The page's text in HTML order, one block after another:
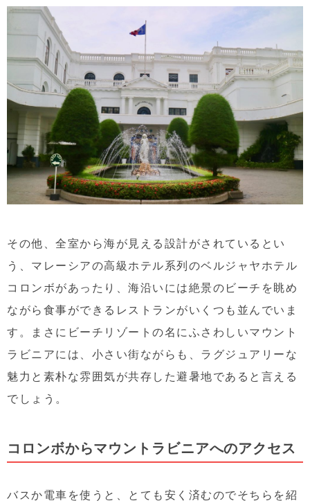
その他、全室から海が見える設計がされているとい
う、マレーシアの高級ホテル系列のベルジャヤホテル
コロンボがあったり、海沿いには絶景のビーチを眺め
ながら食事ができるレストランがいくつも並んでいま
す。まさにビーチリゾートの名にふさわしいマウント
ラビニアには、小さい街ながらも、ラグジュアリーな
魅力と素朴な雰囲気が共存した避暑地であると言える
でしょう。
コロンボからマウントラビニアへのアクセス
バスか電車を使うと、とても安く済むのでそちらを紹